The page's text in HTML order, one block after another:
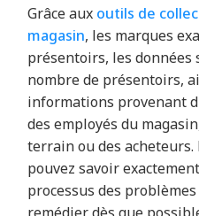
Grâce aux outils de
magasin, les marques
présentoirs, les
nombre de présentoirs,
informations provenant
des employés du
terrain ou des acheteurs.
pouvez savoir
processus des